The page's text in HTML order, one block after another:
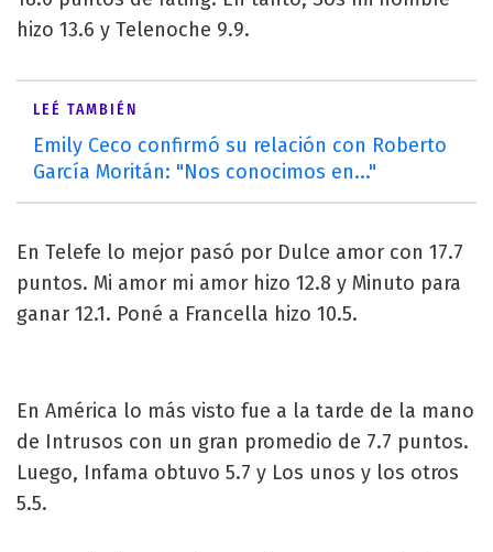
hizo 13.6 y Telenoche 9.9.
LEÉ TAMBIÉN
Emily Ceco confirmó su relación con Roberto
García Moritán: "Nos conocimos en..."
En Telefe lo mejor pasó por Dulce amor con 17.7
puntos. Mi amor mi amor hizo 12.8 y Minuto para
ganar 12.1. Poné a Francella hizo 10.5.
En América lo más visto fue a la tarde de la mano
de Intrusos con un gran promedio de 7.7 puntos.
Luego, Infama obtuvo 5.7 y Los unos y los otros
5.5.